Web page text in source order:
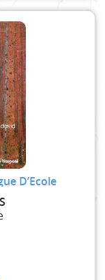
D’Ecole